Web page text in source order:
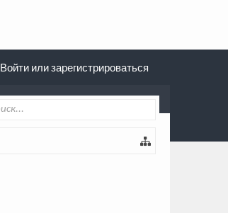
Войти или зарегистрироваться